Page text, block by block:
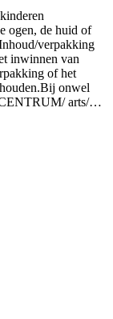
ogen, de huid of
verpakking
inwinnen van
of het
Bij onwel
arts/…